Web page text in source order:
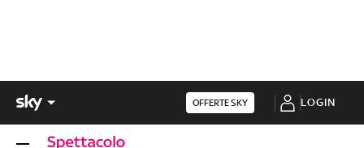
OFFERTE SKY LOGIN